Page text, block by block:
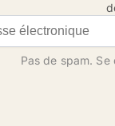
Pas de spam.